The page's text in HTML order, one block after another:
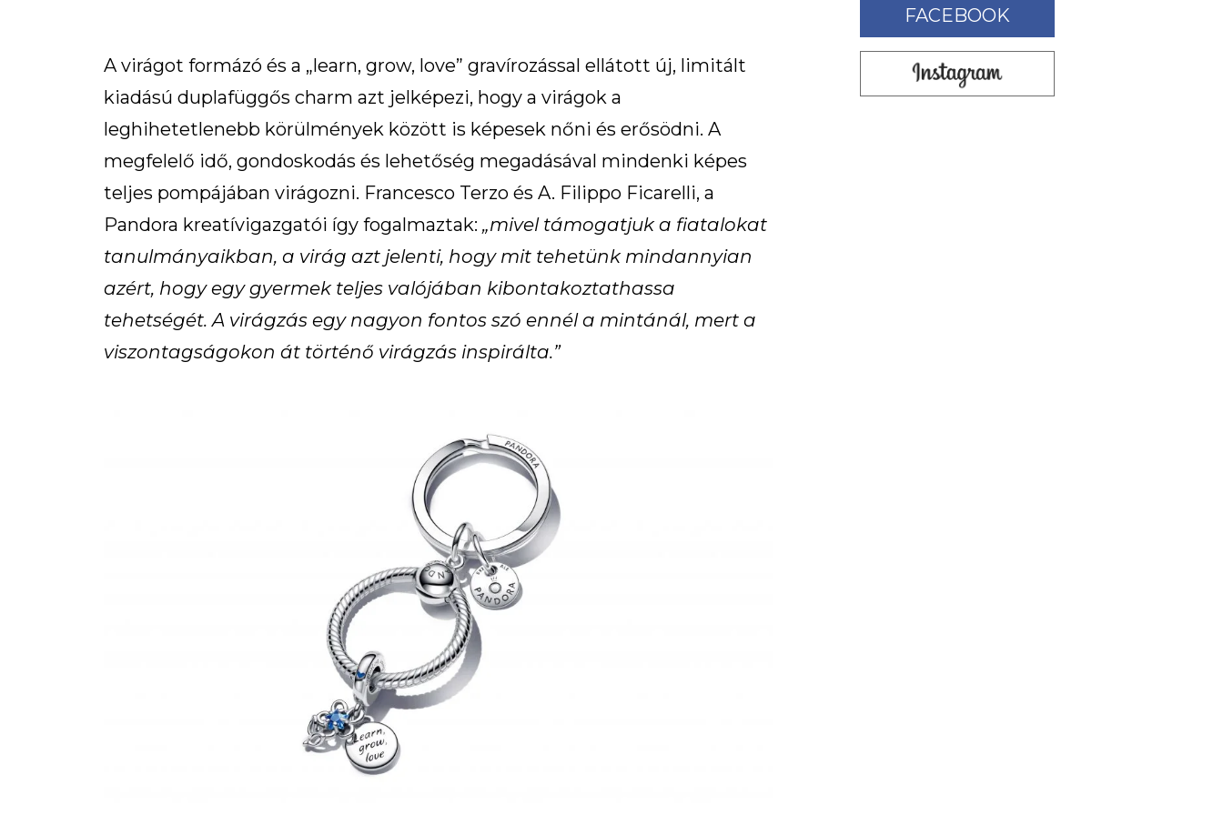
A virágot formázó és a „learn, grow, love” gravírozással ellátott új, limitált
kiadású duplafüggős charm azt jelképezi, hogy a virágok a
leghihetetlenebb körülmények között is képesek nőni és erősödni. A
megfelelő idő, gondoskodás és lehetőség megadásával mindenki képes
teljes pompájában virágozni. Francesco Terzo és A. Filippo Ficarelli, a
Pandora kreatívigazgatói így fogalmaztak: „mivel támogatjuk a fiatalokat
tanulmányaikban, a virág azt jelenti, hogy mit tehetünk mindannyian
azért, hogy egy gyermek teljes valójában kibontakoztathassa
tehetségét. A virágzás egy nagyon fontos szó ennél a mintánál, mert a
viszontagságokon át történő virágzás inspirálta.”
FACEBOOK